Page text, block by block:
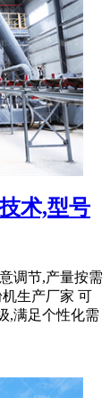
术,型号
调节,产量按需
生产厂家 可
,满足个性化需